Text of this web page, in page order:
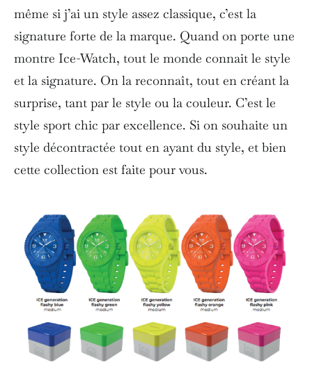
même si j’ai un style assez classique, c’est la
signature forte de la marque. Quand on porte une
montre Ice-Watch, tout le monde connait le style
et la signature. On la reconnaît, tout en créant la
surprise, tant par le style ou la couleur. C’est le
style sport chic par excellence. Si on souhaite un
style décontractée tout en ayant du style, et bien
cette collection est faite pour vous.